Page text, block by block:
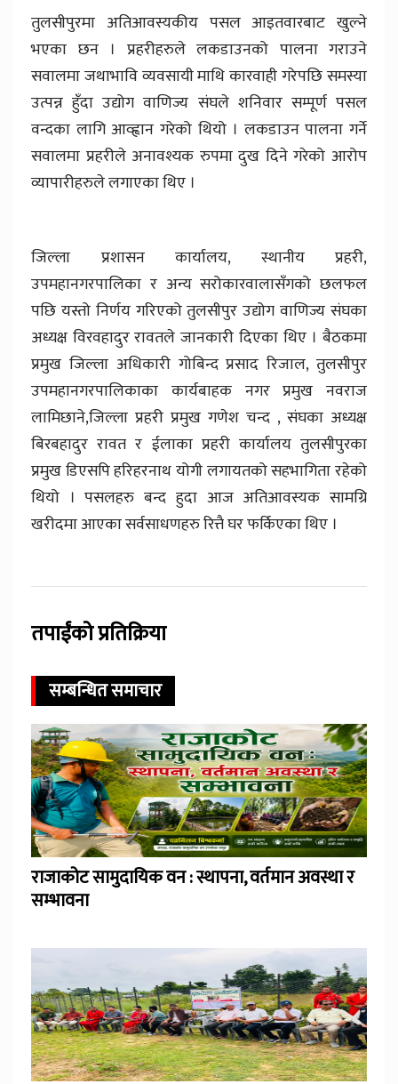
तुलसीपुरमा अतिआवस्यकीय पसल आइतवारबाट खुल्ने
भएका छन । प्रहरीहरुले लकडाउनको पालना गराउने
सवालमा जथाभावि व्यवसायी माथि कारवाही गरेपछि समस्या
उत्पन्न हुँदा उद्योग वाणिज्य संघले शनिवार सम्पूर्ण पसल
वन्दका लागि आव्ह्वान गरेको थियो । लकडाउन पालना गर्ने
सवालमा प्रहरीले अनावश्यक रुपमा दुख दिने गरेको आरोप
व्यापारीहरुले लगाएका थिए ।
जिल्ला प्रशासन कार्यालय, स्थानीय प्रहरी,
उपमहानगरपालिका र अन्य सरोकारवालासँगको छलफल
पछि यस्तो निर्णय गरिएको तुलसीपुर उद्योग वाणिज्य संघका
अध्यक्ष विरवहादुर रावतले जानकारी दिएका थिए । बैठकमा
प्रमुख जिल्ला अधिकारी गोबिन्द प्रसाद रिजाल, तुलसीपुर
उपमहानगरपालिकाका कार्यबाहक नगर प्रमुख नवराज
लामिछाने,जिल्ला प्रहरी प्रमुख गणेश चन्द , संघका अध्यक्ष
बिरबहादुर रावत र ईलाका प्रहरी कार्यालय तुलसीपुरका
प्रमुख डिएसपि हरिहरनाथ योगी लगायतको सहभागिता रहेको
थियो । पसलहरु बन्द हुदा आज अतिआवस्यक सामग्रि
खरीदमा आएका सर्वसाधणहरु रित्तै घर फर्किएका थिए ।
तपाईंको प्रतिक्रिया
सम्बन्धित समाचार
राजाकोट सामुदायिक वन : स्थापना, वर्तमान अवस्था र
सम्भावना